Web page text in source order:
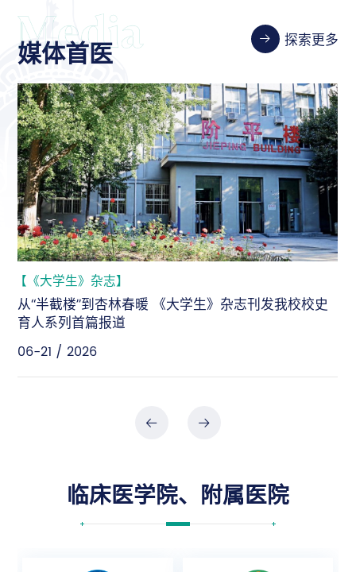
媒体首医 探索更多
【《大学生》杂志】
从“半截楼”到杏林春暖 《大学生》杂志刊发我校校史
育人系列首篇报道
06-21 / 2026
临床医学院、附属医院